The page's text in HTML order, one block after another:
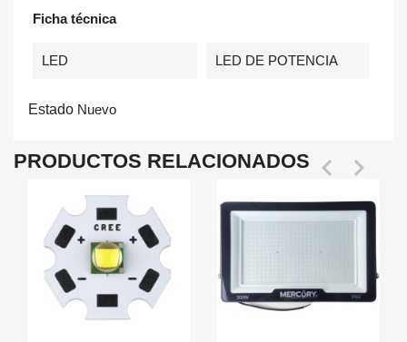
Ficha técnica
LED LED DE POTENCIA
Estado Nuevo
PRODUCTOS RELACIONADOS  